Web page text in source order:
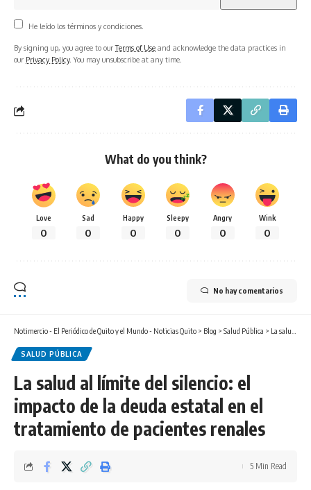
He leído los términos y condiciones.
By signing up, you agree to ourTerms of Use and acknowledge the data practices in
our Privacy Policy. You may unsubscribe at any time.
What do you think?
Love
0
Sad
0
Happy
0
Sleepy
0
Angry
0
Wink
0
No hay comentarios
Notimercio - El Periódico de Quito y el Mundo - Noticias Quito > Blog > Salud Pública > La salud al límite del silencio: el impacto de la deuda estatal en el tratamiento de pacientes renales
SALUD PÚBLICA
La salud al límite del silencio: el
impacto de la deuda estatal en el
tratamiento de pacientes renales
5 Min Read